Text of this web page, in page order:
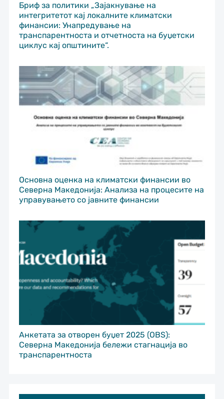
Бриф за политики „Зајакнување на
интегритетот кај локалните климатски
финансии: Унапредување на
транспарентноста и отчетноста на буџетски
циклус кај општините“.
Основна оценка на климатски финансии во
Северна Македонија: Анализа на процесите на
управувањето со јавните финансии
Анкетата за отворен буџет 2025 (OBS):
Северна Македонија бележи стагнација во
транспарентноста